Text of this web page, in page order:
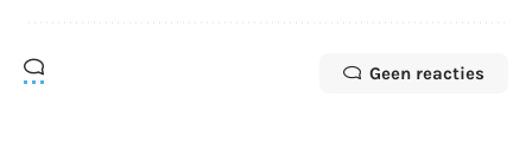
Geen reacties